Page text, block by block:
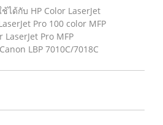
ได้กับ HP Color LaserJet
Pro 100 color MFP
Pro MFP
LBP 7010C/7018C